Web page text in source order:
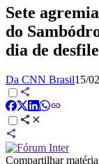
Sete
do
dia de
Da CNN Brasil15/
Compartilhar matéria